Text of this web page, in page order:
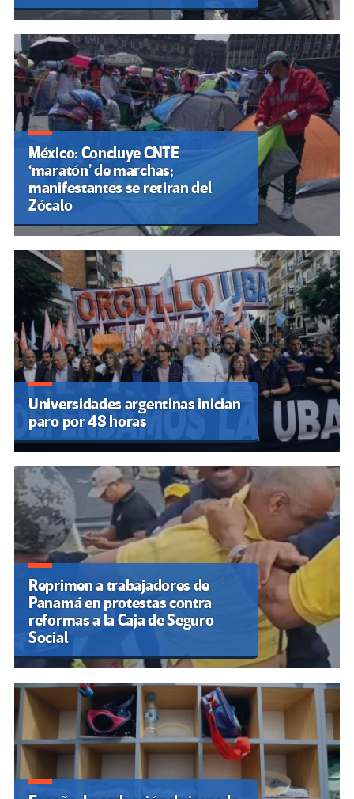
México: Concluye CNTE
‘maratón’ de marchas;
manifestantes se retiran del
Zócalo
Universidades argentinas inician
paro por 48 horas
Reprimen a trabajadores de
Panamá en protestas contra
reformas a la Caja de Seguro
Social